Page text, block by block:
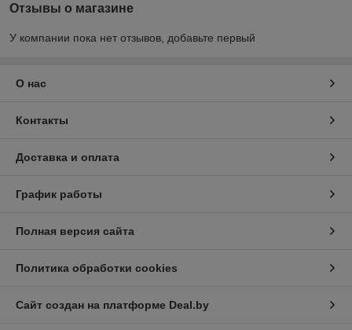
Отзывы о магазине
У компании пока нет отзывов, добавьте первый
О нас
Контакты
Доставка и оплата
График работы
Полная версия сайта
Политика обработки cookies
Сайт создан на платформе Deal.by